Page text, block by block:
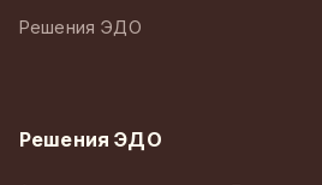
Решения ЭДО
Решения ЭДО